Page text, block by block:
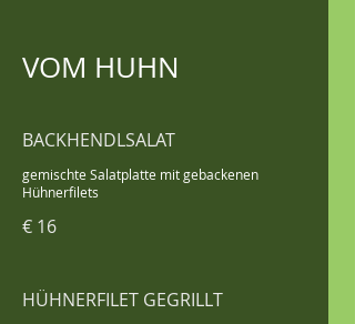
VOM HUHN
BACKHENDLSALAT
gemischte Salatplatte mit gebackenen
Hühnerfilets
€ 16
HÜHNERFILET GEGRILLT